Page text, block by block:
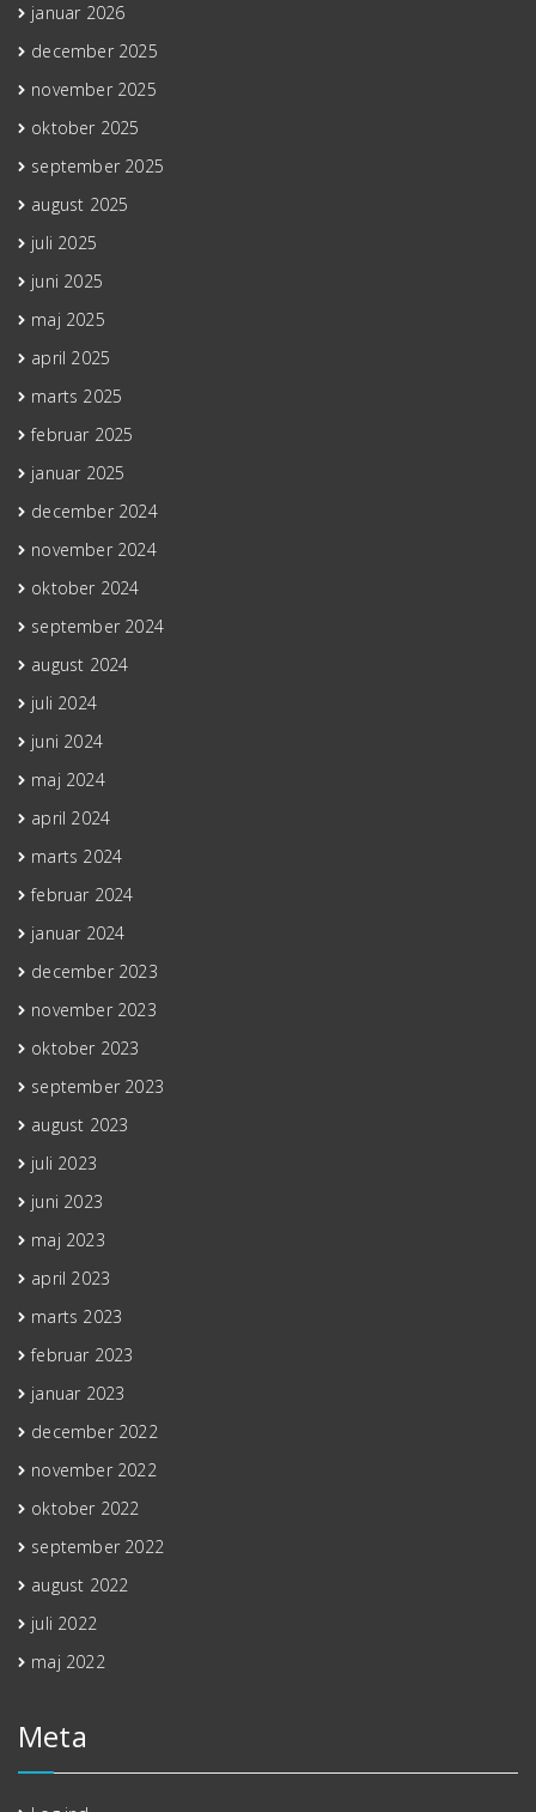
januar 2026
december 2025
november 2025
oktober 2025
september 2025
august 2025
juli 2025
juni 2025
maj 2025
april 2025
marts 2025
februar 2025
januar 2025
december 2024
november 2024
oktober 2024
september 2024
august 2024
juli 2024
juni 2024
maj 2024
april 2024
marts 2024
februar 2024
januar 2024
december 2023
november 2023
oktober 2023
september 2023
august 2023
juli 2023
juni 2023
maj 2023
april 2023
marts 2023
februar 2023
januar 2023
december 2022
november 2022
oktober 2022
september 2022
august 2022
juli 2022
maj 2022
Meta